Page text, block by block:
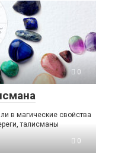
0
в магические свойства
талисманы
0